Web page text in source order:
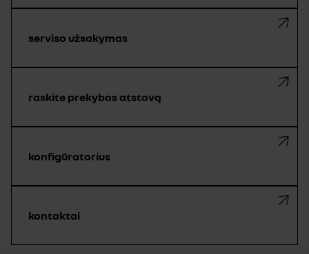
serviso užsakymas
raskite prekybos atstovą
konfigūratorius
kontaktai